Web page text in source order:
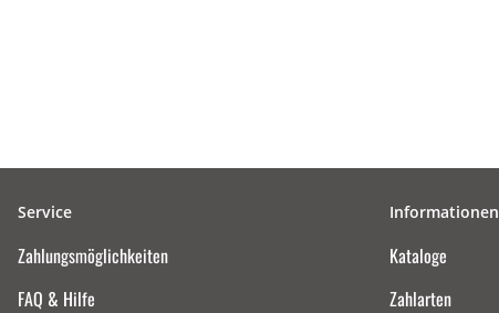
Service
Zahlungsmöglichkeiten
FAQ & Hilfe
Informationen
Kataloge
Zahlarten